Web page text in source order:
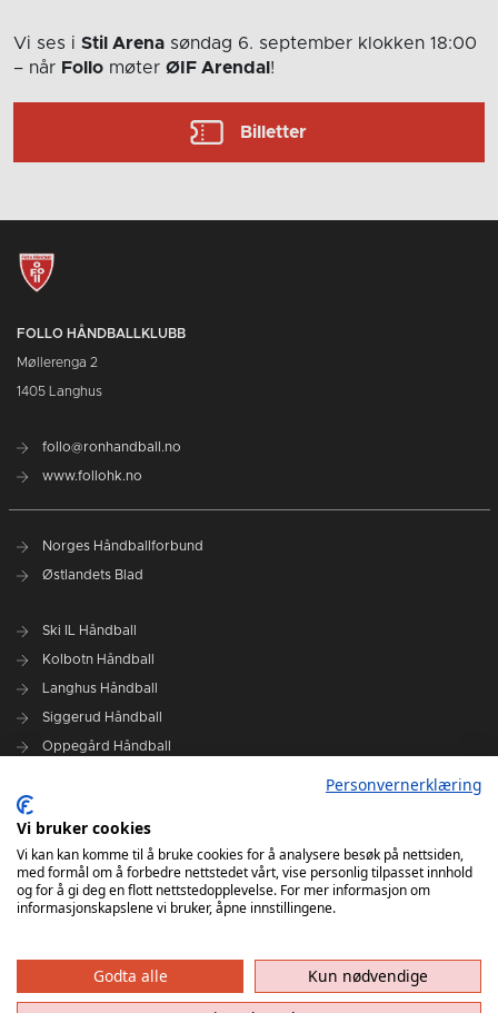
Vi ses i Stil Arena søndag 6. september klokken 18:00
– når Follo møter ØIF Arendal !
Billetter
FOLLO HÅNDBALLKLUBB
Møllerenga 2
1405 Langhus
follo@ronhandball.no
www.follohk.no
Norges Håndballforbund
Østlandets Blad
Ski IL Håndball
Kolbotn Håndball
Langhus Håndball
Siggerud Håndball
Oppegård Håndball
Grafisk design Follo HK - Tor Solstad
Follo Media - Tor Solstad - Geir Thomas Fossum - Erik Manshaus-
Hanne Roald
Personvernerklæring
Vi bruker cookies
Vi kan kan komme til å bruke cookies for å analysere besøk på nettsiden,
med formål om å forbedre nettstedet vårt, vise personlig tilpasset innhold
og for å gi deg en flott nettstedopplevelse. For mer informasjon om
informasjonskapslene vi bruker, åpne innstillingene.
Godta alle
Kun nødvendige